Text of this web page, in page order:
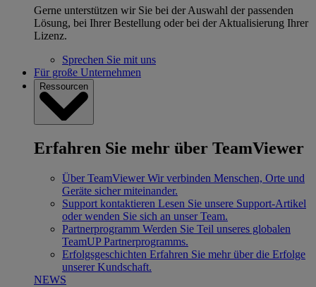
Gerne unterstützen wir Sie bei der Auswahl der passenden
Lösung, bei Ihrer Bestellung oder bei der Aktualisierung Ihrer
Lizenz.
Sprechen Sie mit uns
Für große Unternehmen
Ressourcen
Erfahren Sie mehr über TeamViewer
Über TeamViewer Wir verbinden Menschen, Orte und
Geräte sicher miteinander.
Support kontaktieren Lesen Sie unsere Support-Artikel
oder wenden Sie sich an unser Team.
Partnerprogramm Werden Sie Teil unseres globalen
TeamUP Partnerprogramms.
Erfolgsgeschichten Erfahren Sie mehr über die Erfolge
unserer Kundschaft.
NEWS